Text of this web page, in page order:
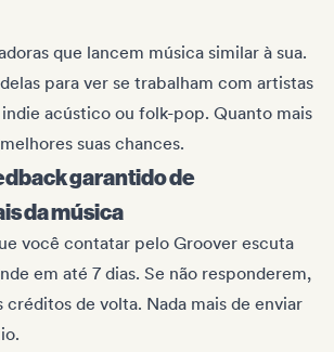
que lancem música similar à sua.
para ver se trabalham com artistas
acústico ou folk-pop. Quanto mais
suas chances.
garantido de
da música
você contatar pelo Groover escuta
em até 7 dias. Se não responderem,
créditos de volta. Nada mais de enviar